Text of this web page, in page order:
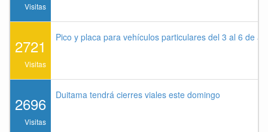
Visitas
2721
Visitas
Pico y placa para vehículos particulares del 3 al 6 de
2696
Visitas
Duitama tendrá cierres viales este domingo